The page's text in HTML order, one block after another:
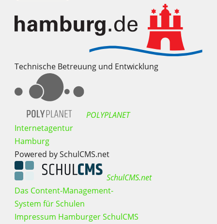
Technische Betreuung und Entwicklung
POLYPLANET
Internetagentur
Hamburg
Powered by SchulCMS.net
SchulCMS.net
Das Content-Management-
System für Schulen
Impressum Hamburger SchulCMS